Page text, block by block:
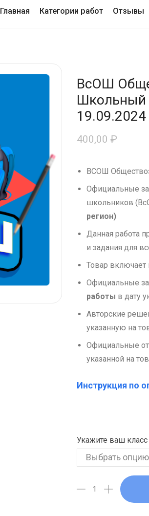
Главная Категории работ Отзывы
ВсОШ
Школьный
400,00 ₽
ВСОШ
Официальные
школьников
регион)
Данная работа
и задания для
Товар включает
Официальные
работы в дату
Авторские
указанную на
Официальные
указанной на
Инструкция по
Укажите ваш класс